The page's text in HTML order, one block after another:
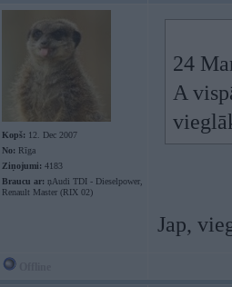
Kopš: 12. Dec 2007
No: Rīga
Ziņojumi: 4183
Braucu ar: ņAudi TDI - Dieselpower,
Renault Master (RIX 02)
24
A
Jap,